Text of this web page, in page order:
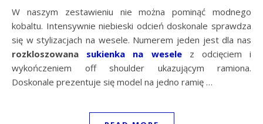
W naszym zestawieniu nie można pominąć modnego
kobaltu. Intensywnie niebieski odcień doskonale sprawdza
się w stylizacjach na wesele. Numerem jeden jest dla nas
rozkloszowana sukienka na weselez odcięciem i
wykończeniem off shoulder ukazującym ramiona.
Doskonale prezentuje się model na jedno ramię …